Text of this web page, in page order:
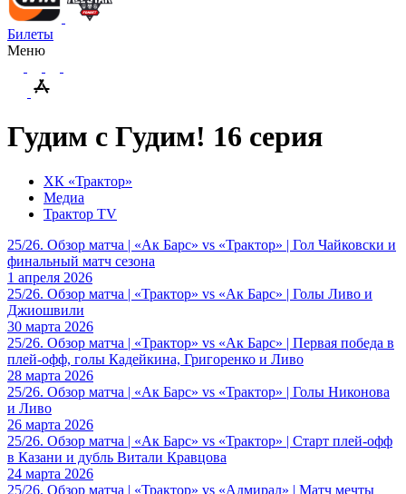
Билеты
Меню
Гудим с Гудим! 16 серия
ХК «Трактор»
Медиа
Трактор TV
25/26. Обзор матча | «Ак Барс» vs «Трактор» | Гол Чайковски и
финальный матч сезона
1 апреля 2026
25/26. Обзор матча | «Трактор» vs «Ак Барс» | Голы Ливо и
Джиошвили
30 марта 2026
25/26. Обзор матча | «Трактор» vs «Ак Барс» | Первая победа в
плей-офф, голы Кадейкина, Григоренко и Ливо
28 марта 2026
25/26. Обзор матча | «Ак Барс» vs «Трактор» | Голы Никонова
и Ливо
26 марта 2026
25/26. Обзор матча | «Ак Барс» vs «Трактор» | Старт плей-офф
в Казани и дубль Витали Кравцова
24 марта 2026
25/26. Обзор матча | «Трактор» vs «Адмирал» | Матч мечты